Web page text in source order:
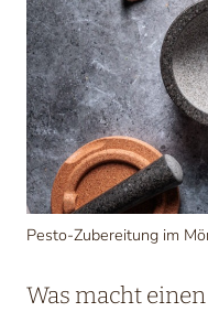
Pesto-Zubereitung im
Was macht